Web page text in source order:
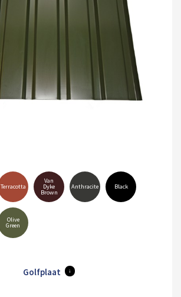
Terracotta
Van
Dyke
Brown
Anthracite Black
Olive
Green
Golfplaat i